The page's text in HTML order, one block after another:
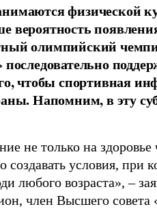
физической
вероятность
олимпийский
чтобы спортивная
Напомним, в эту
не только на
условия, при
любого возраста», –
член Высшего совета